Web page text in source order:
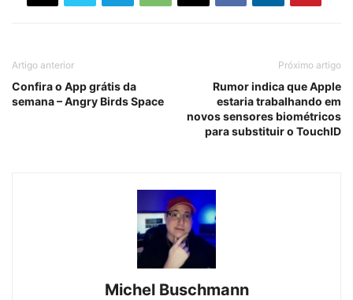
Artigo anterior
Confira o App grátis da
semana – Angry Birds Space
Próximo artigo
Rumor indica que Apple
estaria trabalhando em
novos sensores biométricos
para substituir o TouchID
Michel Buschmann